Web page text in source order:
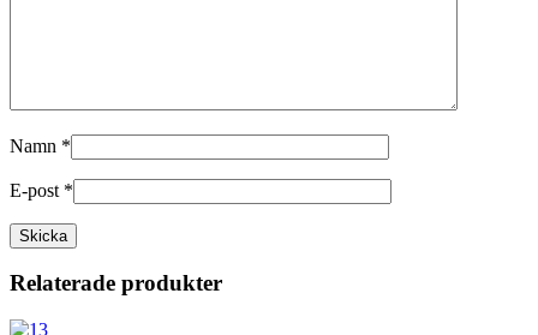
Namn *
E-post *
Relaterade produkter